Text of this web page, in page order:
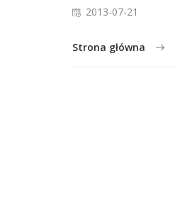
2013-07-21
Strona główna